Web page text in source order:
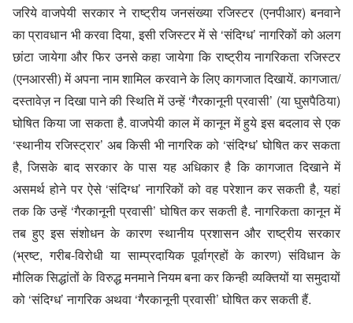
जरिये वाजपेयी सरकार ने राष्ट्रीय जनसंख्या रजिस्टर (एनपीआर) बनवाने
का प्रावधान भी करवा दिया, इसी रजिस्टर में से ‘संदिग्ध’ नागरिकों को अलग
छांटा जायेगा और फिर उनसे कहा जायेगा कि राष्ट्रीय नागरिकता रजिस्टर
(एनआरसी) में अपना नाम शामिल करवाने के लिए कागजात दिखायें. कागजात/
दस्तावेज़ न दिखा पाने की स्थिति में उन्हें ‘गैरकानूनी प्रवासी’ (या घुसपैठिया)
घोषित किया जा सकता है. वाजपेयी काल में कानून में हुये इस बदलाव से एक
‘स्थानीय रजिस्ट्रार’ अब किसी भी नागरिक को ‘संदिग्ध’ घोषित कर सकता
है, जिसके बाद सरकार के पास यह अधिकार है कि कागजात दिखाने में
असमर्थ होने पर ऐसे ‘संदिग्ध’ नागरिकों को वह परेशान कर सकती है, यहां
तक कि उन्हें ‘गैरकानूनी प्रवासी’ घोषित कर सकती है. नागरिकता कानून में
तब हुए इस संशोधन के कारण स्थानीय प्रशासन और राष्ट्रीय सरकार
(भ्रष्ट, गरीब-विरोधी या साम्प्रदायिक पूर्वाग्रहों के कारण) संविधान के
मौलिक सिद्धांतों के विरुद्ध मनमाने नियम बना कर किन्ही व्यक्तियों या समुदायों
को ‘संदिग्ध’ नागरिक अथवा ‘गैरकानूनी प्रवासी’ घोषित कर सकती हैं.